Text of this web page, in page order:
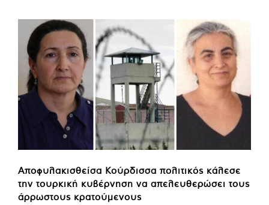
Αποφυλακισθείσα Κούρδισσα πολιτικός κάλεσε
την τουρκική κυβέρνηση να απελευθερώσει τους
άρρωστους κρατούμενους